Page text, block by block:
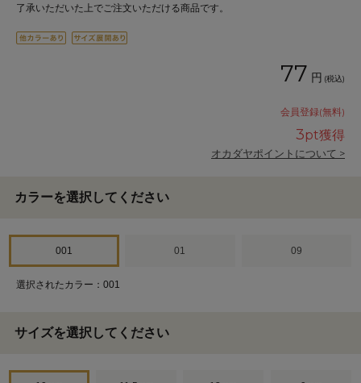
了承いただいた上でご注文いただける商品です。
77 円 (税込)
会員登録(無料)
3pt獲得
オカダヤポイントについて >
カラーを選択してください
001 01 09
選択されたカラー：001
サイズを選択してください